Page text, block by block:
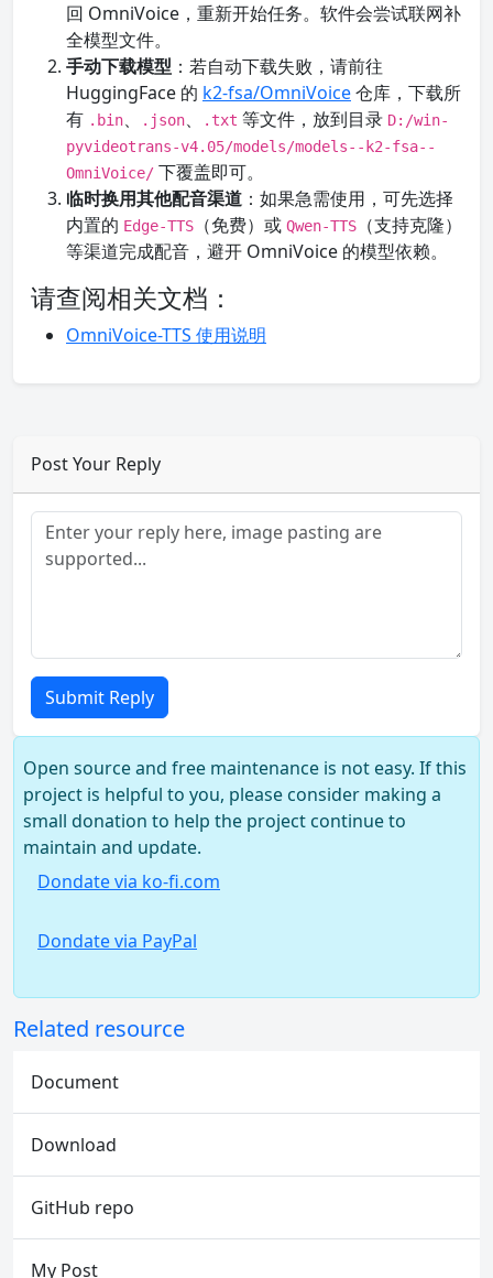
回 OmniVoice，重新开始任务。软件会尝试联网补
全模型文件。
手动下载模型 ：若自动下载失败，请前往
HuggingFace 的 k2-fsa/OmniVoice仓库，下载所
有 .bin、 .json、 .txt 等文件，放到目录 D:/win-
pyvideotrans-v4.05/models/models--k2-fsa--
OmniVoice/ 下覆盖即可。
临时换用其他配音渠道 ：如果急需使用，可先选择
内置的 Edge-TTS （免费）或 Qwen-TTS
（支持克隆）
等渠道完成配音，避开 OmniVoice 的模型依赖。
请查阅相关文档：
OmniVoice-TTS 使用说明
Post Your Reply
Submit Reply
Open source and free maintenance is not easy. If this
project is helpful to you, please consider making a
small donation to help the project continue to
maintain and update.
Dondate via ko-fi.com
Dondate via PayPal
Related resource
Document
Download
GitHub repo
My Post